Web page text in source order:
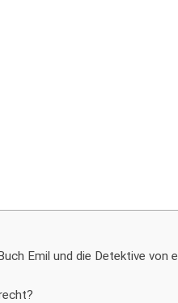
Emil und die Detektive von